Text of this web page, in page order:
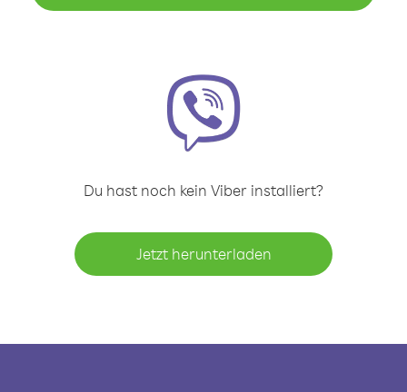
Du hast noch kein Viber installiert?
Jetzt herunterladen